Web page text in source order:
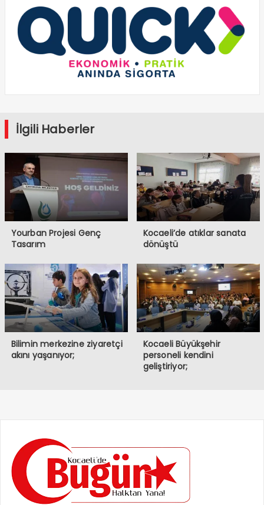
İlgili Haberler
Yourban Projesi Genç
Tasarım
Kocaeli’de atıklar sanata
dönüştü
Bilimin merkezine ziyaretçi
akını yaşanıyor;
Kocaeli Büyükşehir
personeli kendini
geliştiriyor;